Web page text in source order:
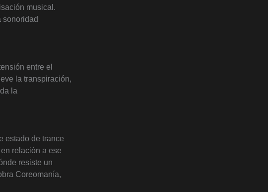
musical.
sonoridad
entre el
la transpiración,
la
estado de trance
relación a ese
resiste un
Coreomanía,